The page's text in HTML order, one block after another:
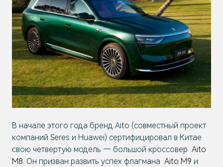
В начале этого года бренд Aito (совместный проект
компаний Seres и Huawei) сертифицировал в Китае
свою четвертую модель — большой кроссовер Aito
M8. Он призван развить успех флагмана Aito M9 и